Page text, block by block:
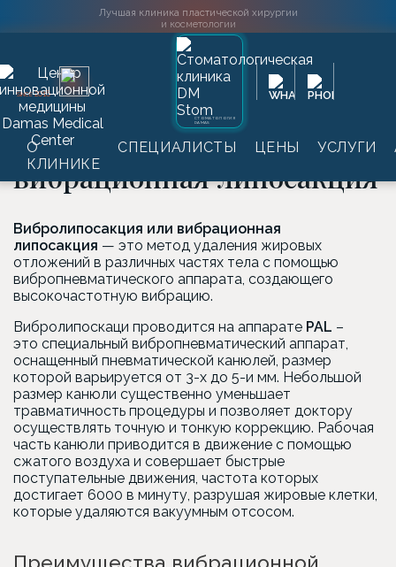
Лучшая клиника пластической хирургии
и косметологии
SINCE2016
СТОМАТОЛОГИЯ
DAMAS
О
КЛИНИКЕ
СПЕЦИАЛИСТЫ ЦЕНЫ УСЛУГИ
Главная →Услуги Пластическая хирургия →
Липосакция
→Вибролипосакция или вибрационная липосакция
Вибролипосакция или
вибрационная липосакция
Вибролипосакция или вибрационная
липосакция — это метод удаления жировых
отложений в различных частях тела с помощью
вибропневматического аппарата, создающего
высокочастотную вибрацию.
Вибролипоскаци проводится на аппарате PAL –
это специальный вибропневматический аппарат,
оснащенный пневматической канюлей, размер
которой варьируется от 3-х до 5-и мм. Небольшой
размер канюли существенно уменьшает
травматичность процедуры и позволяет доктору
осуществлять точную и тонкую коррекцию. Рабочая
часть канюли приводится в движение с помощью
сжатого воздуха и совершает быстрые
поступательные движения, частота которых
достигает 6000 в минуту, разрушая жировые клетки,
которые удаляются вакуумным отсосом.